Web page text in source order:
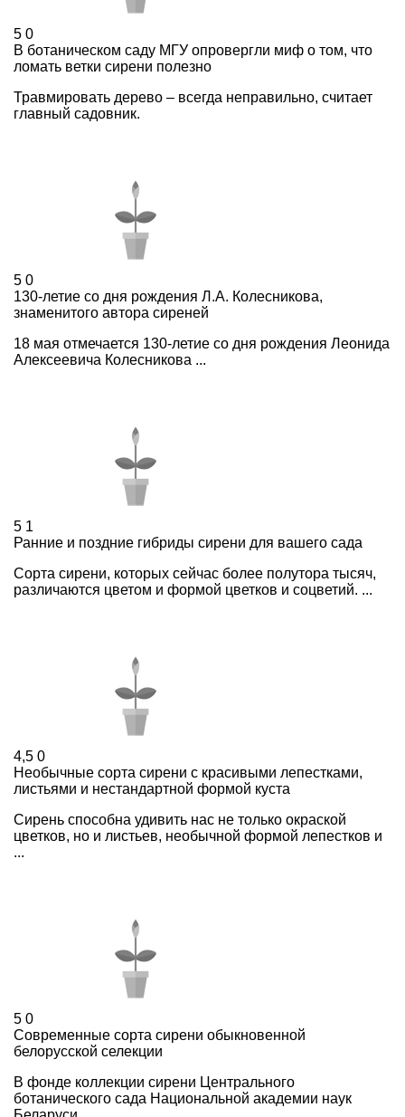
5 0
В ботаническом саду МГУ опровергли миф о том, что
ломать ветки сирени полезно
Травмировать дерево – всегда неправильно, считает
главный садовник.
5 0
130-летие со дня рождения Л.А. Колесникова,
знаменитого автора сиреней
18 мая отмечается 130-летие со дня рождения Леонида
Алексеевича Колесникова ...
5 1
Ранние и поздние гибриды сирени для вашего сада
Сорта сирени, которых сейчас более полутора тысяч,
различаются цветом и формой цветков и соцветий. ...
4,5 0
Необычные сорта сирени с красивыми лепестками,
листьями и нестандартной формой куста
Сирень способна удивить нас не только окраской
цветков, но и листьев, необычной формой лепестков и
...
5 0
Современные сорта сирени обыкновенной
белорусской селекции
В фонде коллекции сирени Центрального
ботанического сада Национальной академии наук